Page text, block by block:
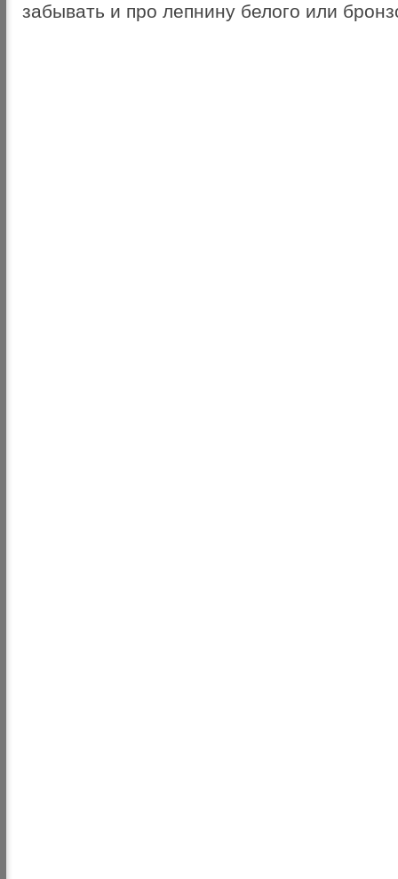
забывать и про лепнину белого или